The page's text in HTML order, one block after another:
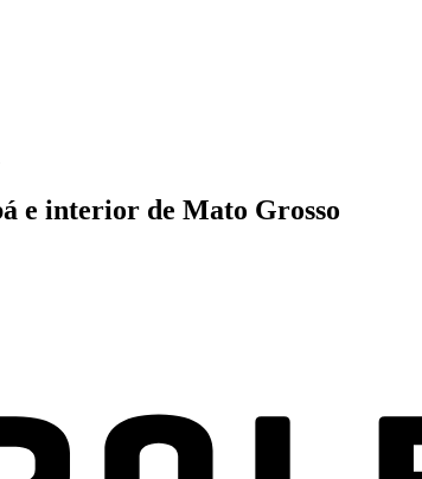
e interior de Mato Grosso